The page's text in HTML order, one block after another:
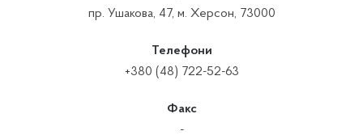
пр. Ушакова, 47, м. Херсон, 73000
Телефони
+380 (48) 722-52-63
Факс
-